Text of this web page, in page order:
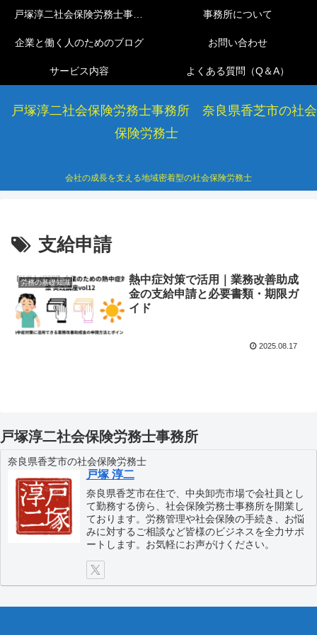
戸塚淳二社会保険労務士事務所 奈良県香芝市の社会
保険労務士
会社の成長を支える地域密着型の社会保険労務士
戸塚淳二社会保険労務士事務所 事務所について
企業と働く人のためのブログ お問い合わせ
サービス内容 よくある質問（Q＆A）
支給申請
労務の基礎知識
熱中症対策で活用｜業務改善助成
金の支給申請と必要書類・期限ガ
イド
2025.08.17
戸塚淳二社会保険労務士事務所
奈良県香芝市の社会保険労務士
戸塚 淳二
奈良県香芝市在住で、中央卸売市場で会社員とし
て勤務する傍ら、社会保険労務士事務所を開業し
ております。労務管理や社会保険の手続き、お悩
みに対するご相談など皆様のビジネスを全力サポ
ートします。お気軽にお声がけください。